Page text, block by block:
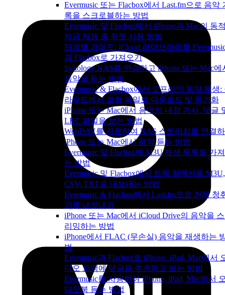
Evermusic 또는 Flacbox에서 Last.fm으로 음악
록을 스크로블하는 방법
Evermusic 및 Flacbox에서 iPhone과 Mac의 동
지금 재생 중 위젯 사용 방법
단계별 가이드: iCloud 라이브러리를
과 Flacbox로 가져오기
Synology NAS를 연결하고 iPhone 또는 Mac에
음악을 듣는 방법
Evermusic & Flacbox에서 오프라인 음악 재생:
라우드에서 로컬 파일로 다운로드 및 동기화
iPhone 또는 Mac에서 음악의 내장 가사, 댓글
LRC 파일을 보는 방법
WebDAV를 사용하여 NAS 스토리지를 연결
iPhone 또는 Mac에서 음악 듣는 방법
Evermusic 및 Flacbox에 M3U 재생 목록을 가
는 방법
Evermusic 및 Flacbox에서 트랙 컬렉션을 M3U,
CSV, TXT로 내보내는 방법
Evermusic & Flacbox에서 Last.fm으로 전체 청
기록 내보내기
iPhone 또는 Mac에서 iCloud Drive의 음악을
리밍하는 방법
iPhone에서 FLAC (무손실) 음악을 재생하는
법
Evermusic과 Flacbox로 iPhone, iPad, Mac에서
디오 트랙에 댓글을 추가하고 보는 방법
Evermusic를 사용하여 iPhone, iPad, Mac에서
디오북 듣는 방법